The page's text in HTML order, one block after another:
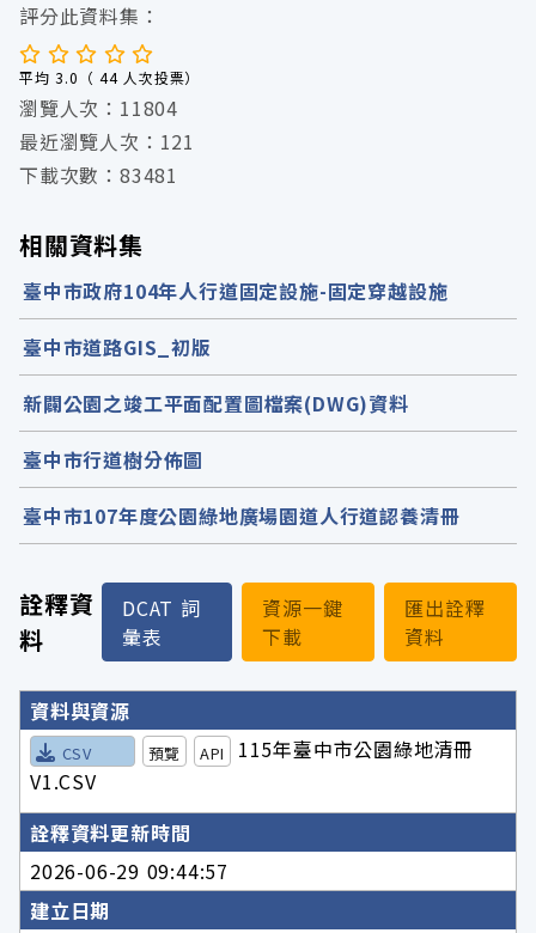
詮釋資
料
DCAT 詞
彙表
資源一鍵
下載
匯出詮釋
資料
詮釋資料詳細內容
資料與資源
CSV 預覽 API
115年臺中市公園綠地清冊
V1.CSV
詮釋資料更新時間
2026-06-29 09:44:57
建立日期
評分此資料集：
平均 3.0（ 44 人次投票）
瀏覽人次：11804
最近瀏覽人次：121
下載次數：83481
相關資料集
臺中市政府104年人行道固定設施-固定穿越設施
臺中市道路GIS_初版
新闢公園之竣工平面配置圖檔案(DWG)資料
臺中市行道樹分佈圖
臺中市107年度公園綠地廣場園道人行道認養清冊